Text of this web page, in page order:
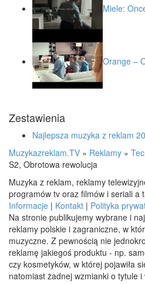
Miele:
Orange –
Zestawienia
Najlepsza muzyka z reklam
Muzykazreklam.TV » Reklamy »
S2, Obrotowa rewolucja
Muzyka z reklam, reklamy
programów tv oraz filmów i seriali a
Informacje | Kontakt | Polityka
Na stronie publikujemy wybrane i
reklamy polskie i zagraniczne, w
muzyczne. Z pewnością nie
reklamę jakiegoś produktu - np.
czy kosmetyków, w której pojawiła
natomiast żadnej wzmianki o tytule